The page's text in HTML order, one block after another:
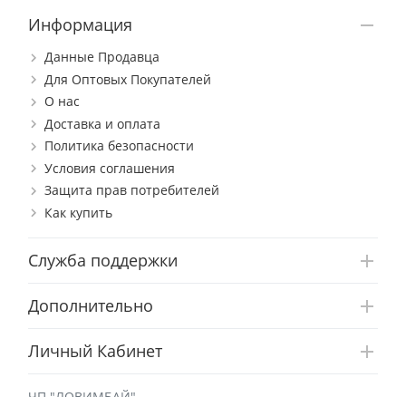
Информация
Данные Продавца
Для Оптовых Покупателей
О нас
Доставка и оплата
Политика безопасности
Условия соглашения
Защита прав потребителей
Как купить
Служба поддержки
Дополнительно
Личный Кабинет